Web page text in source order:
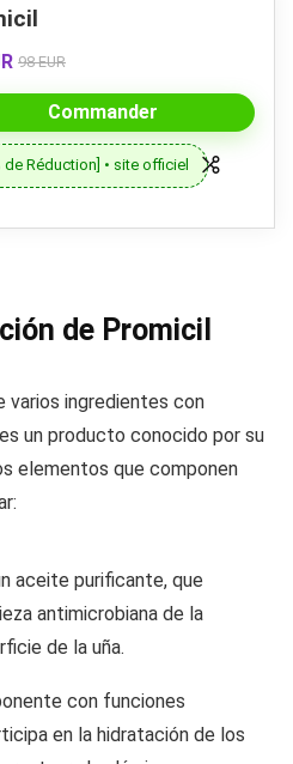
98 EUR
Commander
de Réduction] • site officiel
de Promicil
varios ingredientes con
un producto conocido por su
elementos que componen
aceite purificante, que
antimicrobiana de la
de la uña.
con funciones
en la hidratación de los